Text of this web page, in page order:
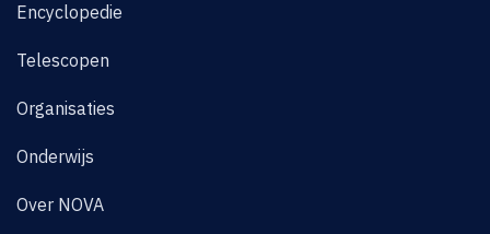
Encyclopedie
Telescopen
Organisaties
Onderwijs
Over NOVA